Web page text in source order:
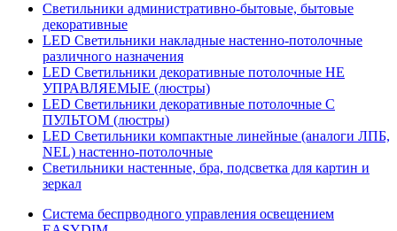
Светильники административно-бытовые, бытовые
декоративные
LED Cветильники накладные настенно-потолочные
различного назначения
LED Светильники декоративные потолочные НЕ
УПРАВЛЯЕМЫЕ (люстры)
LED Светильники декоративные потолочные С
ПУЛЬТОМ (люстры)
LED Светильники компактные линейные (аналоги ЛПБ,
NEL) настенно-потолочные
Светильники настенные, бра, подсветка для картин и
зеркал
Система беспрводного управления освещением